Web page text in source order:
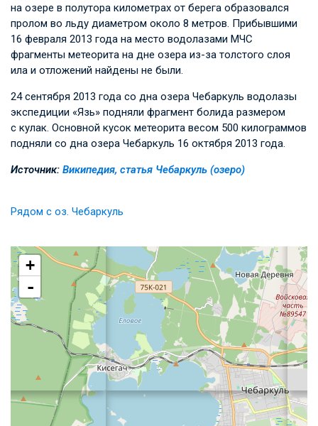
на озере в полутора километрах от берега образовался
пролом во льду диаметром около 8 метров. Прибывшими
16 февраля 2013 года на место водолазами МЧС
фрагменты метеорита на дне озера из-за толстого слоя
ила и отложений найдены не были.
24 сентября 2013 года со дна озера Чебаркуль водолазы
экспедиции «Язь» подняли фрагмент болида размером
с кулак. Основной кусок метеорита весом 500 килограммов
подняли со дна озера Чебаркуль 16 октября 2013 года.
Источник: Википедия, статья Чебаркуль (озеро)
Рядом с оз. Чебаркуль
+
-